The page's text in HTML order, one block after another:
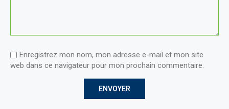
Enregistrez mon nom, mon adresse e-mail et mon site
web dans ce navigateur pour mon prochain commentaire.